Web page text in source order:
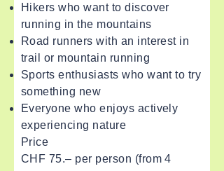
Hikers who want to discover
running in the mountains
Road runners with an interest in
trail or mountain running
Sports enthusiasts who want to try
something new
Everyone who enjoys actively
experiencing nature
Price
CHF 75.– per person (from 4